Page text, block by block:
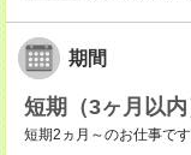
期間
短期（3ヶ月以内
短期2ヵ月～のお仕事で